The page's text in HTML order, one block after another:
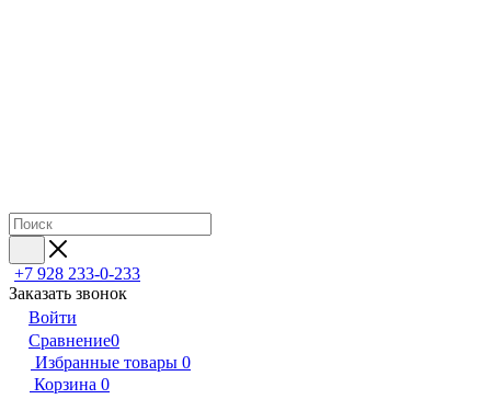
+7 928 233-0-233
Заказать звонок
Войти
Сравнение0
Избранные товары 0
Корзина 0